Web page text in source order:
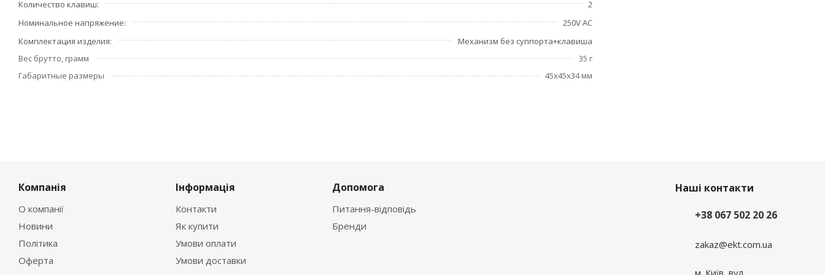
Количество клавиш
2
Номинальное напряжение
250V AC
Комплектация изделия
Механизм без суппорта+клавиша
Вес брутто, грамм
35 г
Габаритные размеры
45x45x34 мм
Компанія
О компанії
Новини
Політика
Оферта
Інформація
Контакти
Як купити
Умови оплати
Умови доставки
Допомога
Питання-відповідь
Бренди
Наші контакти
+38 067 502 20 26
zakaz@ekt.com.ua